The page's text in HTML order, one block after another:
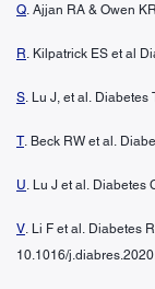
Q. Ajjan RA & Owen
R. Kilpatrick ES et al
S. Lu J, et al. Diabetes
T. Beck RW et al.
U. Lu J et al. Diabetes
V. Li F et al. Diabetes
10.1016/